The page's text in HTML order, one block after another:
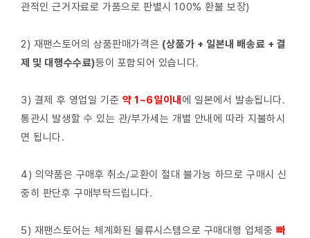
관적인 근거자료로 가품으로 판별시 100% 환불 보장)
2) 재팬스토어의 상품판매가격은 (상품가 + 일본내 배송료 + 결
제 및 대행수수료)등이 포함되어 있습니다.
3) 결제 후 영업일 기준 약 1~6일이내 에 일본에서 발송됩니다.
통관시 발생할 수 있는 관/부가세는 개별 안내에 따라 지불하시
면 됩니다.
4) 의약품은 구매후 취소/교환이 절대 불가능 하므로 구매시 신
중히 판단후 구매부탁드립니다.
5) 재팬스토어는 체계화된 물류시스템으로 구매대행 업체중빠